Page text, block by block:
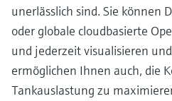
unerlässlich sind. Sie können
oder globale cloudbasierte
und jederzeit visualisieren
ermöglichen Ihnen auch, die
Tankauslastung zu